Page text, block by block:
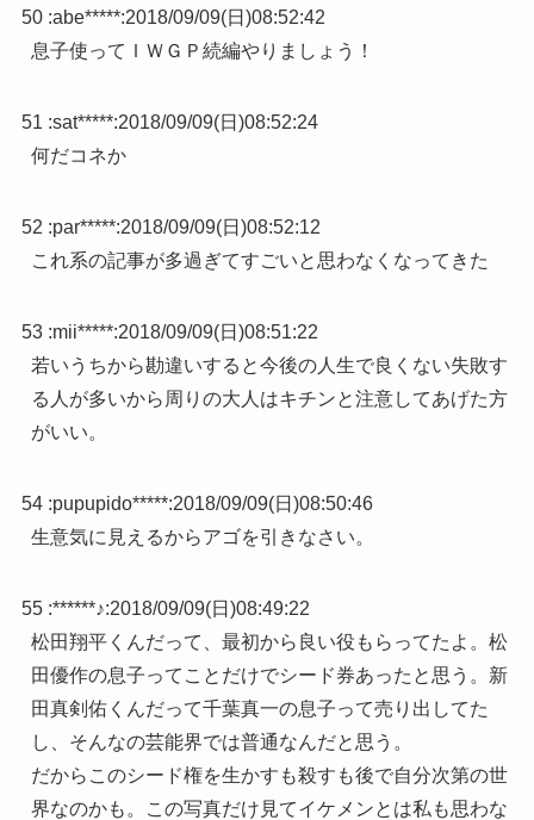
50 :abe*****:2018/09/09(日)08:52:42
息子使ってＩＷＧＰ続編やりましょう！
51 :sat*****:2018/09/09(日)08:52:24
何だコネか
52 :par*****:2018/09/09(日)08:52:12
これ系の記事が多過ぎてすごいと思わなくなってきた
53 :mii*****:2018/09/09(日)08:51:22
若いうちから勘違いすると今後の人生で良くない失敗す
る人が多いから周りの大人はキチンと注意してあげた方
がいい。
54 :pupupido*****:2018/09/09(日)08:50:46
生意気に見えるからアゴを引きなさい。
55 :******♪:2018/09/09(日)08:49:22
松田翔平くんだって、最初から良い役もらってたよ。松
田優作の息子ってことだけでシード券あったと思う。新
田真剣佑くんだって千葉真一の息子って売り出してた
し、そんなの芸能界では普通なんだと思う。
だからこのシード権を生かすも殺すも後で自分次第の世
界なのかも。この写真だけ見てイケメンとは私も思わな